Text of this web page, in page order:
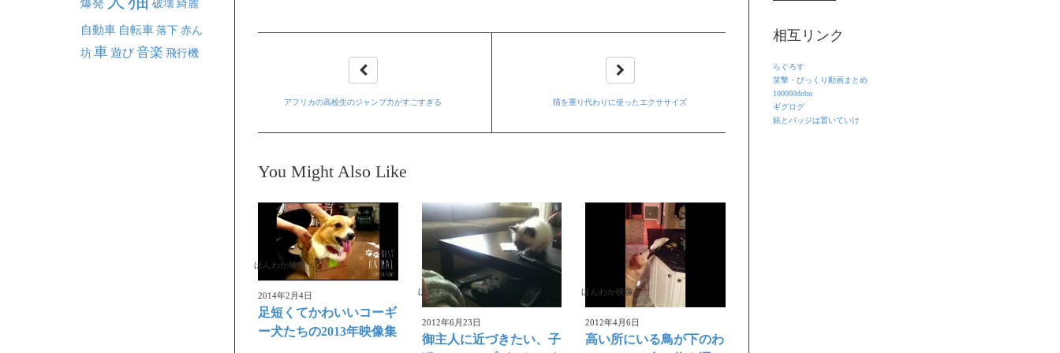
アフリカの高校生のジャンプ力がすごすぎる 猫を重り代わりに使ったエクササイズ
You Might Also Like
ほんわか映像
2014年2月4日
足短くてかわいいコーギ
ー犬たちの2013年映像集
ほんわか映像
2012年6月23日
御主人に近づきたい、子
ほんわか映像
2012年4月6日
高い所にいる鳥が下のわ
相互リンク
らぐろす
笑撃・びっくり動画まとめ
100000dobu
ギグログ
銃とバッジは置いていけ
爆発 破壊綺麗
自動車 自転車落下赤ん
坊車遊び音楽 飛行機